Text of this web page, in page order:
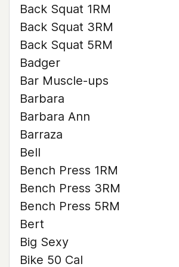
Back Squat 1RM
Back Squat 3RM
Back Squat 5RM
Badger
Bar Muscle-ups
Barbara
Barbara Ann
Barraza
Bell
Bench Press 1RM
Bench Press 3RM
Bench Press 5RM
Bert
Big Sexy
Bike 50 Cal